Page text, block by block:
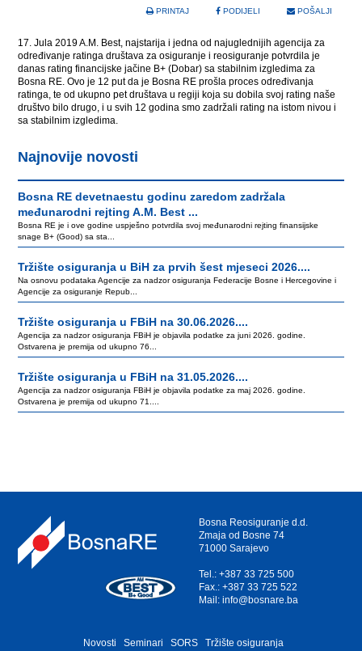
PRINTAJ PODIJELI POŠALJI
17. Jula 2019 A.M. Best, najstarija i jedna od najuglednijih agencija za
određivanje ratinga društava za osiguranje i reosiguranje potvrdila je
danas rating financijske jačine B+ (Dobar) sa stabilnim izgledima za
Bosna RE. Ovo je 12 put da je Bosna RE prošla proces određivanja
ratinga, te od ukupno pet društava u regiji koja su dobila svoj rating naše
društvo bilo drugo, i u svih 12 godina smo zadržali rating na istom nivou i
sa stabilnim izgledima.
Najnovije novosti
Bosna RE devetnaestu godinu zaredom zadržala
međunarodni rejting A.M. Best ...
Bosna RE je i ove godine uspješno potvrdila svoj međunarodni rejting finansijske
snage B+ (Good) sa sta...
Tržište osiguranja u BiH za prvih šest mjeseci 2026....
Na osnovu podataka Agencije za nadzor osiguranja Federacije Bosne i Hercegovine i
Agencije za osiguranje Repub...
Tržište osiguranja u FBiH na 30.06.2026....
Agencija za nadzor osiguranja FBiH je objavila podatke za juni 2026. godine.
Ostvarena je premija od ukupno 76...
Tržište osiguranja u FBiH na 31.05.2026....
Agencija za nadzor osiguranja FBiH je objavila podatke za maj 2026. godine.
Ostvarena je premija od ukupno 71....
Bosna Reosiguranje d.d.
Zmaja od Bosne 74
71000 Sarajevo
Tel.: +387 33 725 500
Fax.: +387 33 725 522
Mail: info@bosnare.ba
Novosti Seminari SORS Tržište osiguranja